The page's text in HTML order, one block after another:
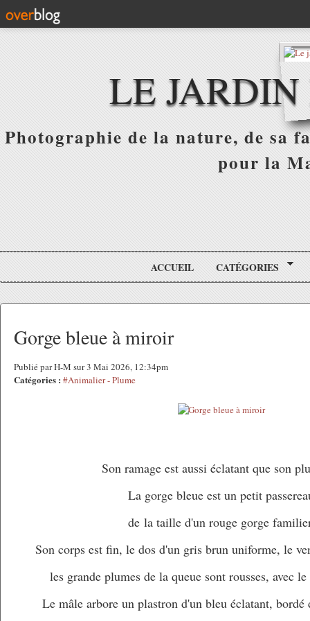
LE
Photographie de la nature, de sa
pour la
ACCUEIL CATÉGORIES
Gorge bleue à miroir
Publié par H-M sur 3 Mai 2026, 12:34pm
Catégories : #Animalier - Plume
Son ramage est aussi éclatant que son
La gorge bleue est un petit
de la taille d'un rouge gorge
Son corps est fin, le dos d'un gris brun uniforme, le
les grande plumes de la queue sont rousses, avec
Le mâle arbore un plastron d'un bleu éclatant, bordé